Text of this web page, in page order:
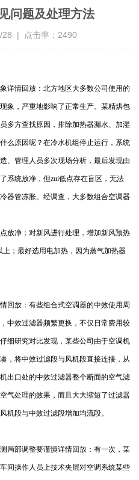
问题及处理方法
28 | 点击率：2490
详情回放：北方地区大多数公司使用的
象，严重地影响了正常生产。某精烘包
多方查找原因，排除加热器漏水、加湿
么原因呢？在冷水机组停止运行，系统
、管理人员多次现场分析，最后发现由
系统放净，但zui低点存在盲区，无法
器管冻胀。经调查，大多数组合空调器
放净；对新风进行处理，增加新风预热
；最好选用电加热，因为蒸气加热器
回放：有些组合式空调器的中效使用周
中效过滤器频繁更换，不仅日常费用较
细研究对比发现，某些公司由于空调机
，将中效过滤段与风机段直接连接，从
出口处的中效过滤器整个断面的空气滤
气处理的效果，而且大大缩短了过滤器
机段与中效过滤段增加均流段。
局部调整要谨慎详情回放：有一次，某
间操作人员上技术夹层对空调系统某些